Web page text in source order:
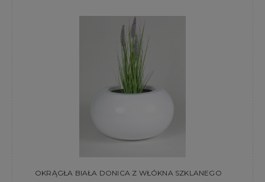
OKRĄGŁA BIAŁA DONICA Z WŁÓKNA SZKLANEGO